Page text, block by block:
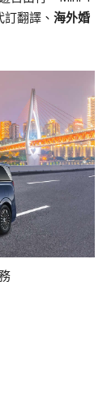
翻譯、 海外婚